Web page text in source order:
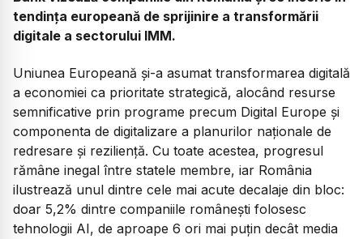
tendința europeană de sprijinire a transformării
digitale a sectorului IMM.
Uniunea Europeană și-a asumat transformarea digitală
a economiei ca prioritate strategică, alocând resurse
semnificative prin programe precum Digital Europe și
componenta de digitalizare a planurilor naționale de
redresare și reziliență. Cu toate acestea, progresul
rămâne inegal între statele membre, iar România
ilustrează unul dintre cele mai acute decalaje din bloc:
doar 5,2% dintre companiile românești folosesc
tehnologii AI, de aproape 6 ori mai puțin decât media